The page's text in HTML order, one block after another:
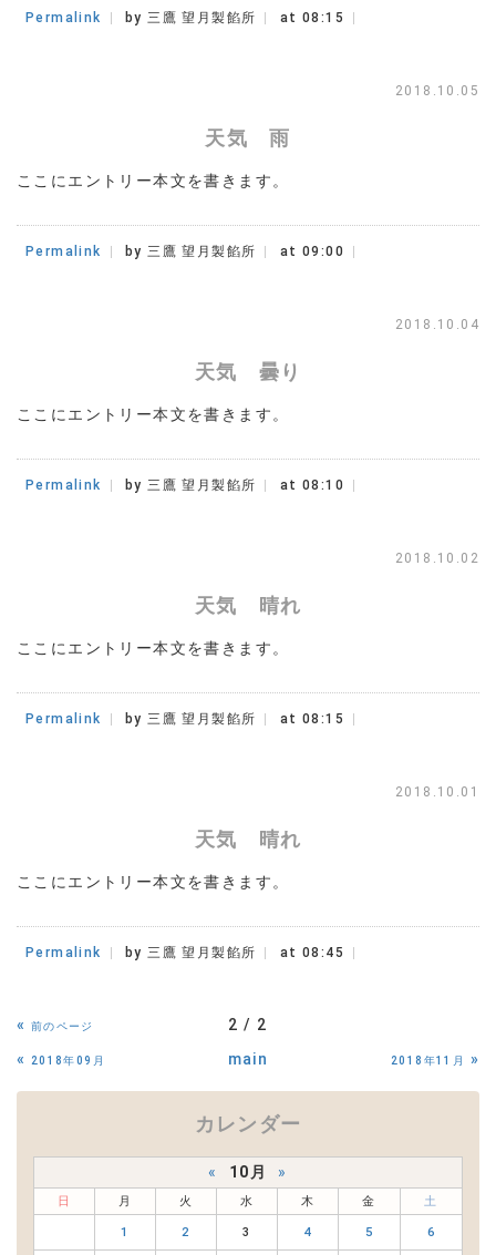
Permalink by 三鷹 望月製餡所 at 08:15
2018.10.05
天気 雨
ここにエントリー本文を書きます。
Permalink by 三鷹 望月製餡所 at 09:00
2018.10.04
天気 曇り
ここにエントリー本文を書きます。
Permalink by 三鷹 望月製餡所 at 08:10
2018.10.02
天気 晴れ
ここにエントリー本文を書きます。
Permalink by 三鷹 望月製餡所 at 08:15
2018.10.01
天気 晴れ
ここにエントリー本文を書きます。
Permalink by 三鷹 望月製餡所 at 08:45
« 前のページ
2 / 2
«
2018年09月 main 2018年11月 »
カレンダー
« 10月 »
日 月 火 水 木 金 土
1 2 3 4 5 6